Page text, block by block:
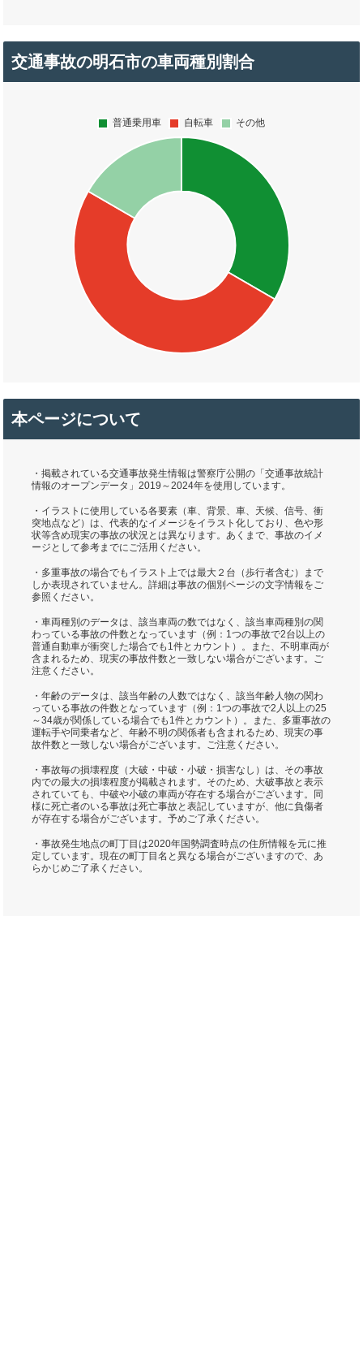
交通事故の明石市の車両種別割合
本ページについて
・掲載されている交通事故発生情報は警察庁公開の「交通事故統計
情報のオープンデータ」2019～2024年を使用しています。
・イラストに使用している各要素（車、背景、車、天候、信号、衝
突地点など）は、代表的なイメージをイラスト化しており、色や形
状等含め現実の事故の状況とは異なります。あくまで、事故のイメ
ージとして参考までにご活用ください。
・多重事故の場合でもイラスト上では最大２台（歩行者含む）まで
しか表現されていません。詳細は事故の個別ページの文字情報をご
参照ください。
・車両種別のデータは、該当車両の数ではなく、該当車両種別の関
わっている事故の件数となっています（例：1つの事故で2台以上の
普通自動車が衝突した場合でも1件とカウント）。また、不明車両が
含まれるため、現実の事故件数と一致しない場合がございます。ご
注意ください。
・年齢のデータは、該当年齢の人数ではなく、該当年齢人物の関わ
っている事故の件数となっています（例：1つの事故で2人以上の25
～34歳が関係している場合でも1件とカウント）。また、多重事故の
運転手や同乗者など、年齢不明の関係者も含まれるため、現実の事
故件数と一致しない場合がございます。ご注意ください。
・事故毎の損壊程度（大破・中破・小破・損害なし）は、その事故
内での最大の損壊程度が掲載されます。そのため、大破事故と表示
されていても、中破や小破の車両が存在する場合がございます。同
様に死亡者のいる事故は死亡事故と表記していますが、他に負傷者
が存在する場合がございます。予めご了承ください。
・事故発生地点の町丁目は2020年国勢調査時点の住所情報を元に推
定しています。現在の町丁目名と異なる場合がございますので、あ
らかじめご了承ください。